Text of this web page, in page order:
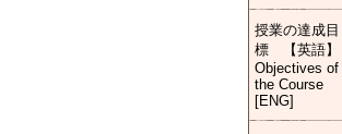
授業の達成目
標 【英語】
Objectives of
the Course
[ENG]